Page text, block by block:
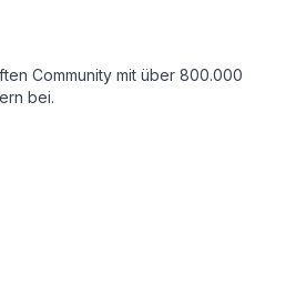
Community mit über 800.000
bei.